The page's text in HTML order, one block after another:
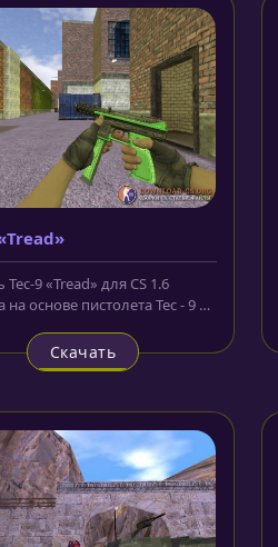
9 «Tread» для CS 1.6
на основе пистолета Tec - 9 в
Скачать